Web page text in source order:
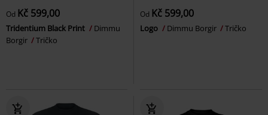
Od Kč 599,00
Tridentium Black Print
Dimmu
Borgir
Tričko
Od Kč 599,00
Logo Dimmu Borgir Tričko